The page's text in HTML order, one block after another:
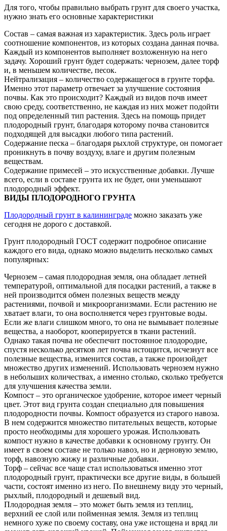
Для того, чтобы правильно выбрать грунт для своего участка,
нужно знать его основные характеристики
Состав – самая важная из характеристик. Здесь роль играет
соотношение компонентов, из которых создана данная почва.
Каждый из компонентов выполняет возложенную на него
задачу. Хороший грунт будет содержать: чернозем, далее торф
и, в меньшем количестве, песок.
Нейтрализация – количество содержащегося в грунте торфа.
Именно этот параметр отвечает за улучшение состояния
почвы. Как это происходит? Каждый из видов почв имеет
свою среду, соответственно, не каждая из них может подойти
под определенный тип растения. Здесь на помощь придет
плодородный грунт, благодаря которому почва становится
подходящей для высадки любого типа растений.
Содержание песка – благодаря рыхлой структуре, он помогает
проникнуть в почву воздуху, влаге и другим полезным
веществам.
Содержание примесей – это искусственные добавки. Лучше
всего, если в составе грунта их не будет, они уменьшают
плодородный эффект.
ВИДЫ ПЛОДОРОДНОГО ГРУНТА
Плодородный грунт в калининграде можно заказать уже
сегодня не дорого с доставкой.
Грунт плодородный ГОСТ содержит подробное описание
каждого его вида, однако можно выделить несколько самых
популярных:
Чернозем – самая плодородная земля, она обладает летней
температурой, оптимальной для посадки растений, а также в
ней производится обмен полезных веществ между
растениями, почвой и микроорганизмами. Если растению не
хватает влаги, то она восполняется через грунтовые воды.
Если же влаги слишком много, то она не вымывает полезные
вещества, а наоборот, кооперируется в ткани растений.
Однако такая почва не обеспечит постоянное плодородие,
спустя несколько десятков лет почва истощится, исчезнут все
полезные вещества, изменится состав, а также произойдет
множество других изменений. Использовать чернозем нужно
в небольших количествах, а именно столько, сколько требуется
для улучшения качества земли.
Компост – это органическое удобрение, которое имеет черный
цвет. Этот вид грунта создан специально для повышения
плодородности почвы. Компост образуется из старого навоза.
В нем содержится множество питательных веществ, которые
просто необходимы для хорошего урожая. Использовать
компост нужно в качестве добавки к основному грунту. Он
имеет в своем составе не только навоз, но и дерновую землю,
торф, навозную жижу и различные добавки.
Торф – сейчас все чаще стал использоваться именно этот
плодородный грунт, практически все другие виды, в большей
части, состоят именно из него. По внешнему виду это черный,
рыхлый, плодородный и дешевый вид.
Плодородная земля – это может быть земля из теплиц,
верхний ее слой или пойменная земля. Земля из теплиц
немного хуже по своему составу, она уже истощена и вряд ли